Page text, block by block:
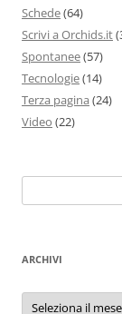
Schede(64)
Scrivi a Orchids.it
Spontanee(57)
Tecnologie(14)
Terza pagina (24)
Video (22)
per:
ARCHIVI
Archivi